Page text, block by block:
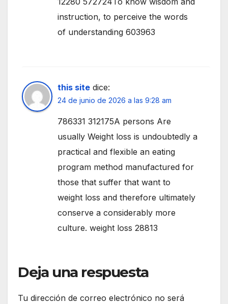
instruction, to perceive the words
of understanding 603963
this site dice:
24 de junio de 2026 a las 9:28 am
786331 312175A persons Are
usually Weight loss is undoubtedly a
practical and flexible an eating
program method manufactured for
those that suffer that want to
weight loss and therefore ultimately
conserve a considerably more
culture. weight loss 28813
Deja una respuesta
Tu dirección de correo electrónico no será